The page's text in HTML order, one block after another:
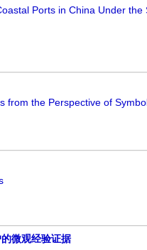
Ports in China Under
from the Perspective of
微观经验证据